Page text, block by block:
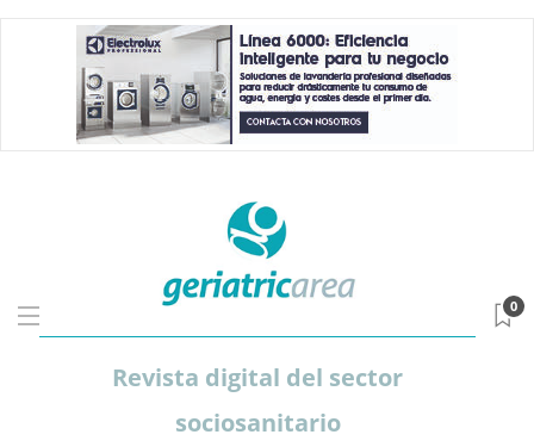
Revista digital del sector
sociosanitario
0